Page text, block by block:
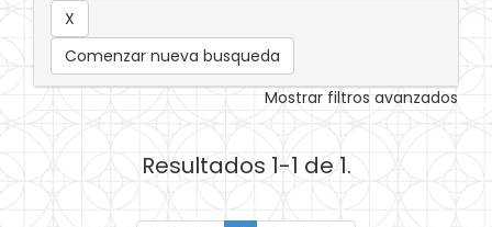
Comenzar nueva busqueda
Mostrar filtros avanzados
Resultados 1-1 de 1.